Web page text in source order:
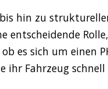
hin zu
entscheidende
es sich um einen
Fahrzeug schnell